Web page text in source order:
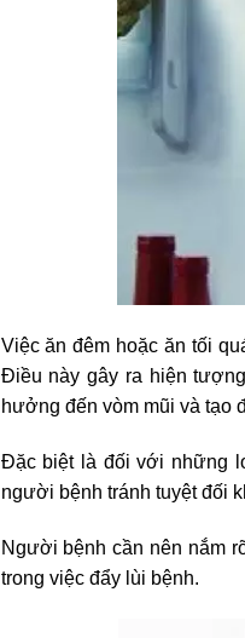
Việc ăn đêm hoặc ăn tối
Điều này gây ra hiện
hưởng đến vòm mũi và tạo
Đặc biệt là đối với những
người bệnh tránh tuyệt đối
Người bệnh cần nên nắm
trong việc đẩy lùi bệnh.